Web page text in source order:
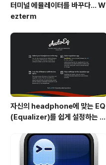
터미널 에뮬레이터를 바꾸다... W
ezterm
자신의 headphone에 맞는 EQ
(Equalizer)를 쉽게 설정하는 방